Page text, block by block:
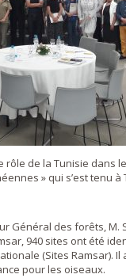
rôle de la Tunisie dans
» qui s’est tenu à
Général des forêts, M.
940 sites ont été
(Sites Ramsar).
pour les oiseaux.